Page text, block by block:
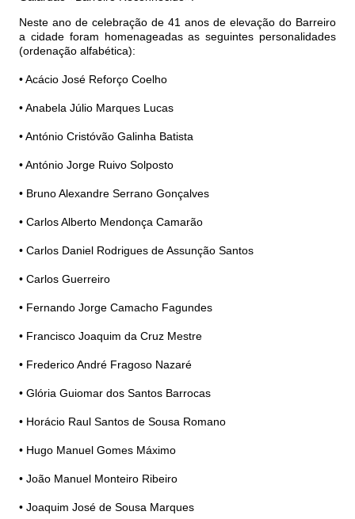
Neste ano de celebração de 41 anos de elevação do Barreiro
a cidade foram homenageadas as seguintes personalidades
(ordenação alfabética):
• Acácio José Reforço Coelho
• Anabela Júlio Marques Lucas
• António Cristóvão Galinha Batista
• António Jorge Ruivo Solposto
• Bruno Alexandre Serrano Gonçalves
• Carlos Alberto Mendonça Camarão
• Carlos Daniel Rodrigues de Assunção Santos
• Carlos Guerreiro
• Fernando Jorge Camacho Fagundes
• Francisco Joaquim da Cruz Mestre
• Frederico André Fragoso Nazaré
• Glória Guiomar dos Santos Barrocas
• Horácio Raul Santos de Sousa Romano
• Hugo Manuel Gomes Máximo
• João Manuel Monteiro Ribeiro
• Joaquim José de Sousa Marques